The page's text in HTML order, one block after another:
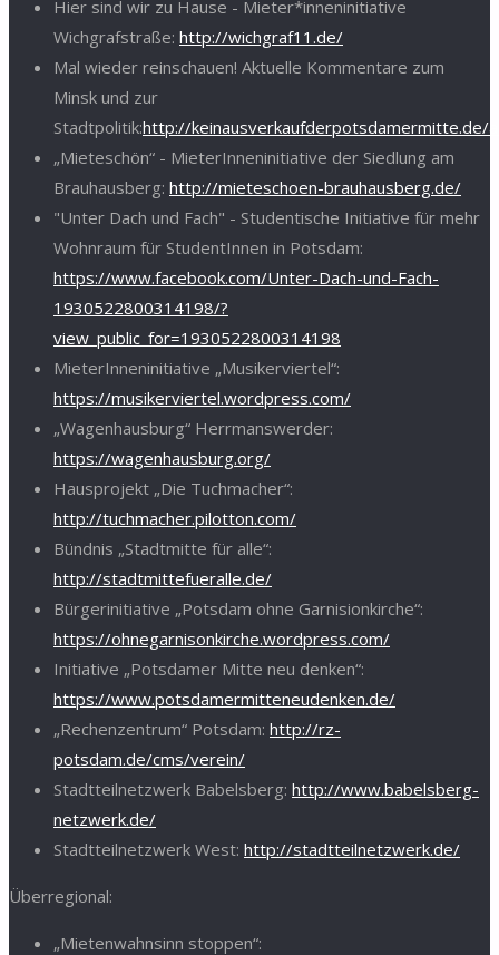
Hier sind wir zu Hause - Mieter*inneninitiative
Wichgrafstraße: http://wichgraf11.de/
Mal wieder reinschauen! Aktuelle Kommentare zum
Minsk und zur
Stadtpolitik:http://keinausverkaufderpotsdamermitte.de/
„Mieteschön“ - MieterInneninitiative der Siedlung am
Brauhausberg: http://mieteschoen-brauhausberg.de/
"Unter Dach und Fach" - Studentische Initiative für mehr
Wohnraum für StudentInnen in Potsdam:
https://www.facebook.com/Unter-Dach-und-Fach-
1930522800314198/?
view_public_for=1930522800314198
MieterInneninitiative „Musikerviertel“:
https://musikerviertel.wordpress.com/
„Wagenhausburg“ Herrmanswerder:
https://wagenhausburg.org/
Hausprojekt „Die Tuchmacher“:
http://tuchmacher.pilotton.com/
Bündnis „Stadtmitte für alle“:
http://stadtmittefueralle.de/
Bürgerinitiative „Potsdam ohne Garnisionkirche“:
https://ohnegarnisonkirche.wordpress.com/
Initiative „Potsdamer Mitte neu denken“:
https://www.potsdamermitteneudenken.de/
„Rechenzentrum“ Potsdam: http://rz-
potsdam.de/cms/verein/
Stadtteilnetzwerk Babelsberg: http://www.babelsberg-
netzwerk.de/
Stadtteilnetzwerk West: http://stadtteilnetzwerk.de/
Überregional:
„Mietenwahnsinn stoppen“: